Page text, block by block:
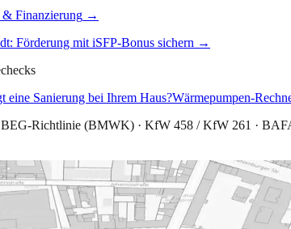
Finanzierung →
Förderung mit iSFP-Bonus sichern →
eine Sanierung bei Ihrem Haus?Wärmepumpen-
BEG-Richtlinie (BMWK) · KfW 458 / KfW 261 ·